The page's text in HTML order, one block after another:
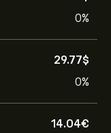
0%
29.77‎$‎
0%
14.04‎€‎